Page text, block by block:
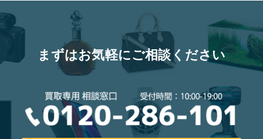
まずはお気軽にご相談ください